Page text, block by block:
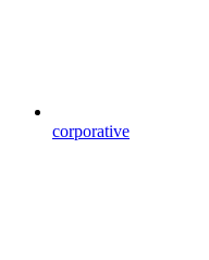
corporative